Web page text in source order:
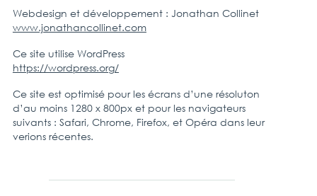
Webdesign et développement : Jonathan Collinet
www.jonathancollinet.com
Ce site utilise WordPress
https://wordpress.org/
Ce site est optimisé pour les écrans d’une résoluton
d’au moins 1280 x 800px et pour les navigateurs
suivants : Safari, Chrome, Firefox, et Opéra dans leur
verions récentes.